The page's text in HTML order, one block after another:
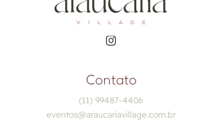
Contato
(11) 99487-4406
eventos@araucariavillage.com.br